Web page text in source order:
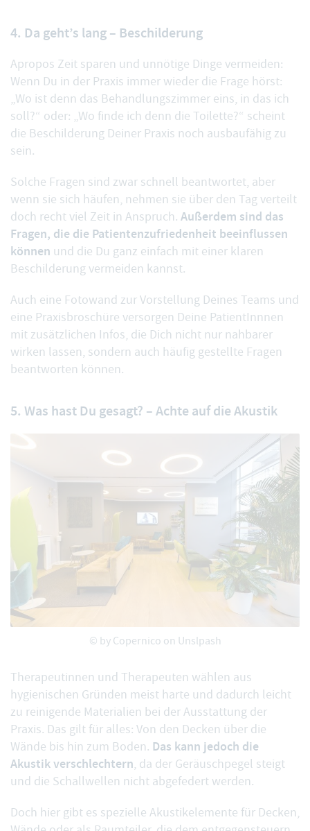
4. Da geht’s lang – Beschilderung
Apropos Zeit sparen und unnötige Dinge vermeiden:
Wenn Du in der Praxis immer wieder die Frage hörst:
„Wo ist denn das Behandlungszimmer eins, in das ich
soll?“ oder: „Wo finde ich denn die Toilette?“ scheint
die Beschilderung Deiner Praxis noch ausbaufähig zu
sein.
Solche Fragen sind zwar schnell beantwortet, aber
wenn sie sich häufen, nehmen sie über den Tag verteilt
doch recht viel Zeit in Anspruch. Außerdem sind das
Fragen, die die Patientenzufriedenheit beeinflussen
können und die Du ganz einfach mit einer klaren
Beschilderung vermeiden kannst.
Auch eine Fotowand zur Vorstellung Deines Teams und
eine Praxisbroschüre versorgen Deine PatientInnnen
mit zusätzlichen Infos, die Dich nicht nur nahbarer
wirken lassen, sondern auch häufig gestellte Fragen
beantworten können.
5. Was hast Du gesagt? – Achte auf die Akustik
© by Copernico on Unslpash
Therapeutinnen und Therapeuten wählen aus
hygienischen Gründen meist harte und dadurch leicht
zu reinigende Materialien bei der Ausstattung der
Praxis. Das gilt für alles: Von den Decken über die
Wände bis hin zum Boden. Das kann jedoch die
Akustik verschlechtern, da der Geräuschpegel steigt
und die Schallwellen nicht abgefedert werden.
Doch hier gibt es spezielle Akustikelemente für Decken,